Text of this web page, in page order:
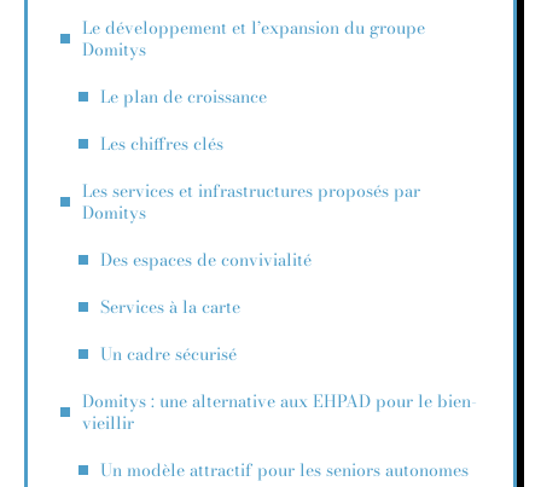
Le développement et l’expansion du groupe
Domitys
Le plan de croissance
Les chiffres clés
Les services et infrastructures proposés par
Domitys
Des espaces de convivialité
Services à la carte
Un cadre sécurisé
Domitys : une alternative aux EHPAD pour le bien-
vieillir
Un modèle attractif pour les seniors autonomes